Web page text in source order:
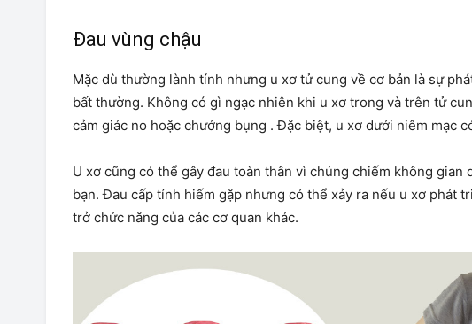
Đau vùng chậu
Mặc dù thường lành tính nhưng u xơ tử cung về cơ bản là sự
bất thường. Không có gì ngạc nhiên khi u xơ trong và trên tử
cảm giác no hoặc chướng bụng . Đặc biệt, u xơ dưới niêm mạc
U xơ cũng có thể gây đau toàn thân vì chúng chiếm không gian
bạn. Đau cấp tính hiếm gặp nhưng có thể xảy ra nếu u xơ phát
trở chức năng của các cơ quan khác.